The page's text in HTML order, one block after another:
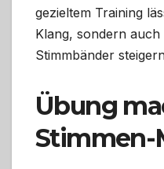
gezieltem Training
Klang, sondern
Stimmbänder
Übung
Stimmen-